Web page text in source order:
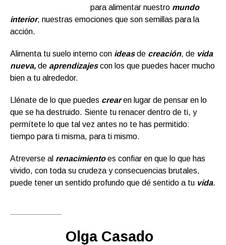
para alimentar nuestro mundo
interior, nuestras emociones que son semillas para la
acción.
Alimenta tu suelo interno con ideasde creación, de vida
nueva, de aprendizajescon los que puedes hacer mucho
bien a tu alrededor.
Llénate de lo que puedes crear en lugar de pensar en lo
que se ha destruido. Siente tu renacer dentro de ti, y
permítete lo que tal vez antes no te has permitido:
tiempo para ti misma, para ti mismo.
Atreverse al renacimientoes confiar en que lo que has
vivido, con toda su crudeza y consecuencias brutales,
puede tener un sentido profundo que dé sentido a tu vida.
Olga Casado